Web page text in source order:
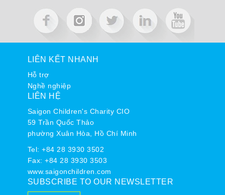
LIÊN KẾT NHANH
Hỗ trợ
Nghề nghiệp
LIÊN HỆ
Saigon Children's Charity CIO
59 Trần Quốc Thảo
phường Xuân Hòa, Hồ Chí Minh
Tel:+84 28 3930 3502
Fax: +84 28 3930 3503
www.saigonchildren.com
SUBSCRIBE TO OUR NEWSLETTER